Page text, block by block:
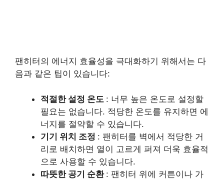
팬히터의 에너지 효율성을 극대화하기 위해서는 다
음과 같은 팁이 있습니다:
적절한 설정 온도 : 너무 높은 온도로 설정할
필요는 없습니다. 적당한 온도를 유지하면 에
너지를 절약할 수 있습니다.
기기 위치 조정 : 팬히터를 벽에서 적당한 거
리로 배치하면 열이 고르게 퍼져 더욱 효율적
으로 사용할 수 있습니다.
따뜻한 공기 순환 : 팬히터 위에 커튼이나 가